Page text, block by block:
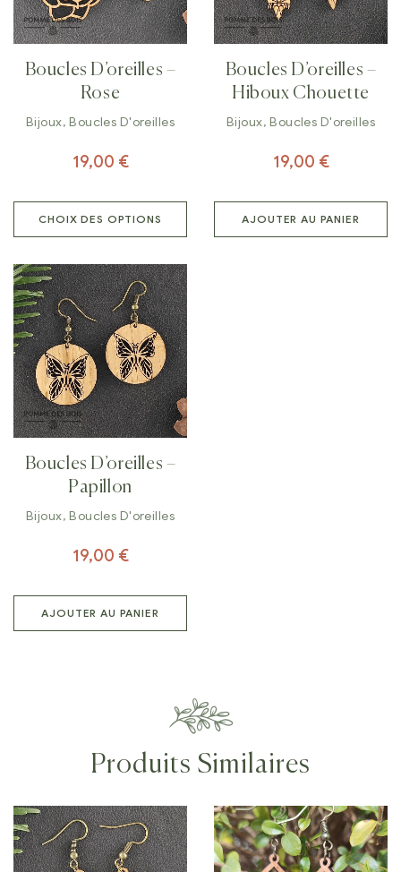
Boucles D’oreilles –
Rose
Bijoux,Boucles D'oreilles
19,00 €
CHOIX DES OPTIONS
Boucles D’oreilles –
Hiboux Chouette
Bijoux,Boucles D'oreilles
19,00 €
AJOUTER AU PANIER
Boucles D’oreilles –
Papillon
Bijoux,Boucles D'oreilles
19,00 €
AJOUTER AU PANIER
Produits Similaires